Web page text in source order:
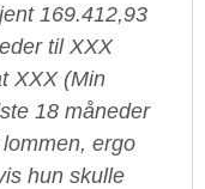
169.412,93
til XXX
XXX (Min
18 måneder
ergo
hun skulle